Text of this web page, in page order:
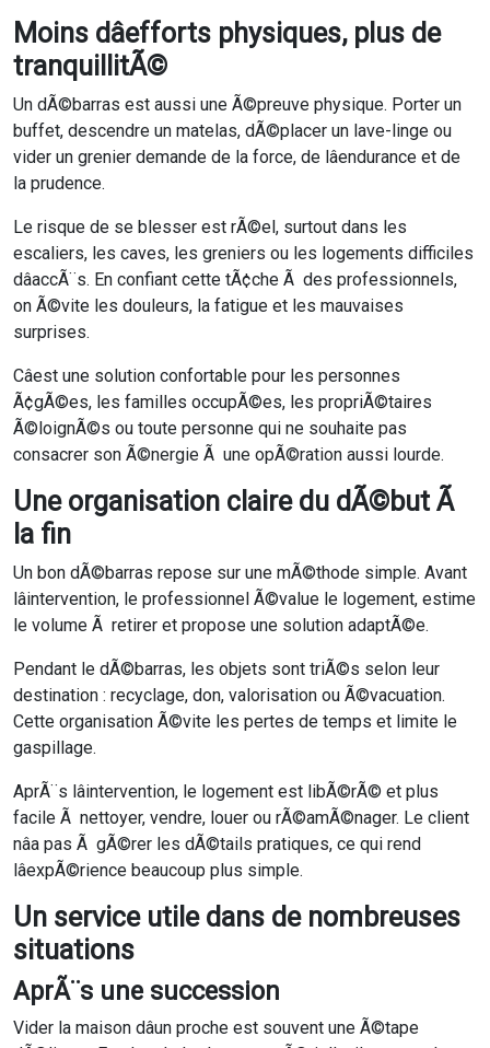
Moins dâefforts physiques, plus de
tranquillitÃ©
Un dÃ©barras est aussi une Ã©preuve physique. Porter un
buffet, descendre un matelas, dÃ©placer un lave-linge ou
vider un grenier demande de la force, de lâendurance et de
la prudence.
Le risque de se blesser est rÃ©el, surtout dans les
escaliers, les caves, les greniers ou les logements difficiles
dâaccÃ¨s. En confiant cette tÃ¢che Ã des professionnels,
on Ã©vite les douleurs, la fatigue et les mauvaises
surprises.
Câest une solution confortable pour les personnes
Ã¢gÃ©es, les familles occupÃ©es, les propriÃ©taires
Ã©loignÃ©s ou toute personne qui ne souhaite pas
consacrer son Ã©nergie Ã une opÃ©ration aussi lourde.
Une organisation claire du dÃ©but Ã
la fin
Un bon dÃ©barras repose sur une mÃ©thode simple. Avant
lâintervention, le professionnel Ã©value le logement, estime
le volume Ã retirer et propose une solution adaptÃ©e.
Pendant le dÃ©barras, les objets sont triÃ©s selon leur
destination : recyclage, don, valorisation ou Ã©vacuation.
Cette organisation Ã©vite les pertes de temps et limite le
gaspillage.
AprÃ¨s lâintervention, le logement est libÃ©rÃ© et plus
facile Ã nettoyer, vendre, louer ou rÃ©amÃ©nager. Le client
nâa pas Ã gÃ©rer les dÃ©tails pratiques, ce qui rend
lâexpÃ©rience beaucoup plus simple.
Un service utile dans de nombreuses
situations
AprÃ¨s une succession
Vider la maison dâun proche est souvent une Ã©tape